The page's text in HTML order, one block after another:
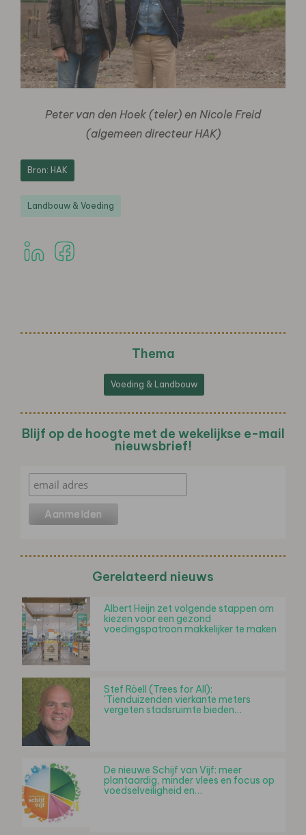
Peter van den Hoek (teler) en Nicole Freid
(algemeen directeur HAK)
Bron: HAK
Landbouw & Voeding
Thema
Voeding & Landbouw
Blijf op de hoogte met de wekelijkse e-mail
nieuwsbrief!
Gerelateerd nieuws
Albert Heijn zet volgende stappen om
kiezen voor een gezond
voedingspatroon makkelijker te maken
Stef Röell (Trees for All):
'Tienduizenden vierkante meters
vergeten stadsruimte bieden…
De nieuwe Schijf van Vijf: meer
plantaardig, minder vlees en focus op
voedselveiligheid en…